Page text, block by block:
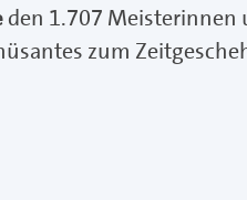
den 1.707 Meisterinnen
zum